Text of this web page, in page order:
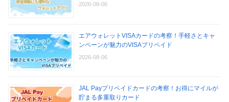
2026-08-06
エアウォレットVISAカードの考察！手軽さとキャ
ンペーンが魅力のVISAプリペイド
2026-08-06
JAL Payプリペイドカードの考察！お得にマイルが
貯まる多重取りカード